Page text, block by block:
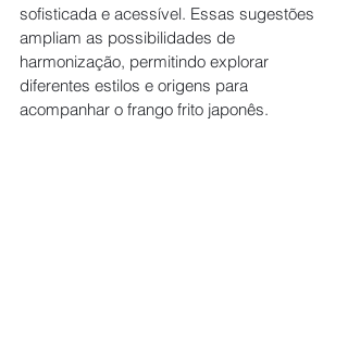
sofisticada e acessível. Essas sugestões
ampliam as possibilidades de
harmonização, permitindo explorar
diferentes estilos e origens para
acompanhar o frango frito japonês.